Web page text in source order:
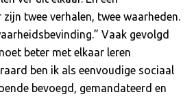
zijn twee verhalen, twee waarheden.
Vaak gevolgd
beter met elkaar leren
ben ik als eenvoudige sociaal
bevoegd, gemandateerd en